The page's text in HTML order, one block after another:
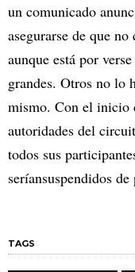
un comunicado
asegurarse de que
aunque está por
grandes. Otros no lo
mismo. Con el inicio
autoridades del
todos sus
seríansuspendidos
TAGS